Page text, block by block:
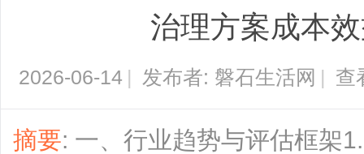
治理方案成本
2026-06-14 | 发布者: 磐石生活网 | 查
摘要: 一、行业趋势与评估框架